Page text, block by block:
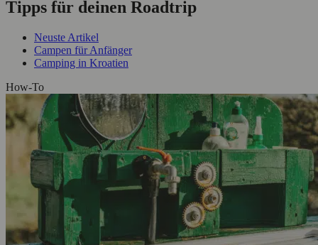
Tipps für deinen Roadtrip
Neuste Artikel
Campen für Anfänger
Camping in Kroatien
How-To